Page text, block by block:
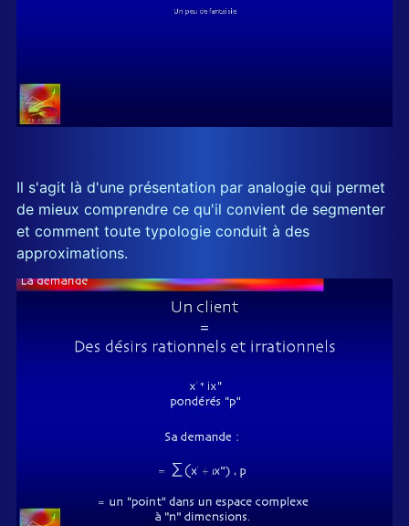
Il s'agit là d'une présentation par analogie qui permet
de mieux comprendre ce qu'il convient de segmenter
et comment toute typologie conduit à des
approximations.